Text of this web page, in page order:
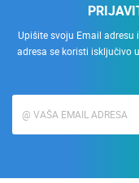
Upišite svoju Email
adresa se koristi isključivo